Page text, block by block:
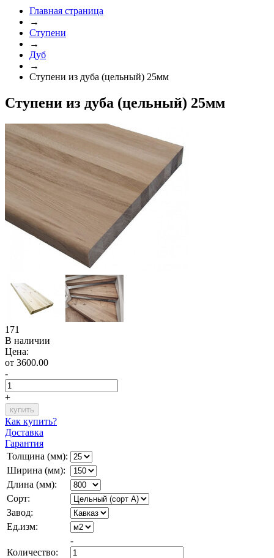
Главная страница
→
Ступени
→
Дуб
→
Ступени из дуба (цельный) 25мм
Ступени из дуба (цельный) 25мм
171
В наличии
Цена:
от 3600.00
-
+
Как купить?
Доставка
Гарантия
Толщина (мм):
Ширина (мм):
Длина (мм):
Сорт:
Завод:
Ед.изм:
Количество:
-